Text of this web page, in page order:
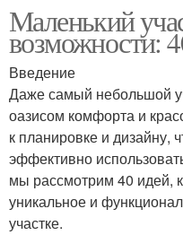
Маленький
возможности:
Введение
Даже самый небольшой
оазисом комфорта и
к планировке и дизайну,
эффективно
мы рассмотрим 40 идей,
уникальное и
участке.